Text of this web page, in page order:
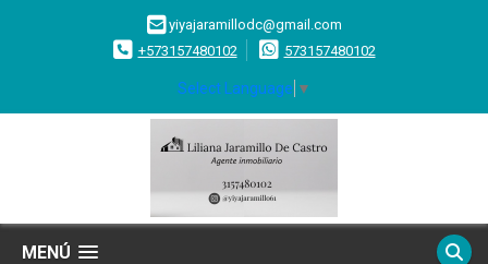
yiyajaramillodc@gmail.com
+573157480102
573157480102
Select Language ▼
MENÚ